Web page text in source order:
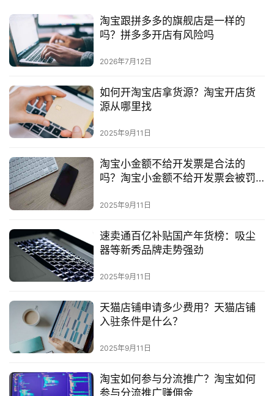
淘宝跟拼多多的旗舰店是一样的
吗？拼多多开店有风险吗
2026年7月12日
如何开淘宝店拿货源？淘宝开店货
源从哪里找
2025年9月11日
淘宝小金额不给开发票是合法的
吗？淘宝小金额不给开发票会被罚
2025年9月11日
速卖通百亿补贴国产年货榜：吸尘
器等新秀品牌走势强劲
2025年9月11日
天猫店铺申请多少费用？天猫店铺
入驻条件是什么？
2025年9月11日
淘宝如何参与分流推广？淘宝如何
参与分流推广赚佣金